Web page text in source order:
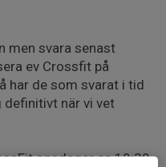
men svara senast
ev Crossfit på
har de som svarat i tid
när vi vet
onsdagar ca 19:30